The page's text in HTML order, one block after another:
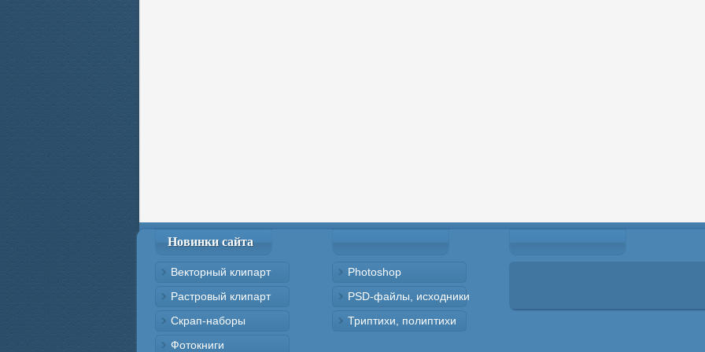
Новинки сайта
Векторный клипарт
Растровый клипарт
Скрап-наборы
Фотокниги
Photoshop
PSD-файлы, исходники
Триптихи, полиптихи